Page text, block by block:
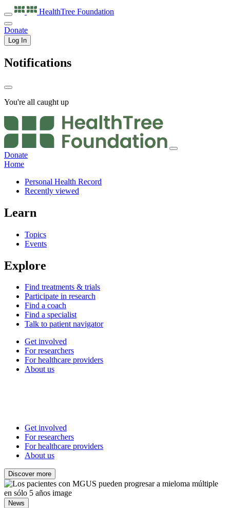
HealthTree Foundation
Donate
Log In
Notifications
You're all caught up
Donate
Home
Personal Health Record
Recently viewed
Learn
Topics
Events
Explore
Find treatments & trials
Participate in research
Find a coach
Find a specialist
Talk to patient navigator
Get involved
For researchers
For healthcare providers
About us
Get involved
For researchers
For healthcare providers
About us
Discover more
News